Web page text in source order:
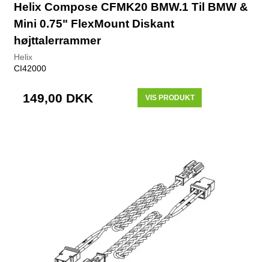
Helix Compose CFMK20 BMW.1 Til BMW &
Mini 0.75" FlexMount Diskant
højttalerrammer
Helix
CI42000
149,00 DKK VIS PRODUKT